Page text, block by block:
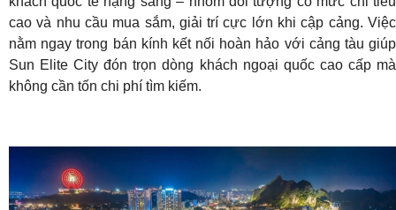
cao và nhu cầu mua sắm, giải trí cực lớn khi cập cảng. Việc
nằm ngay trong bán kính kết nối hoàn hảo với cảng tàu giúp
Sun Elite City đón trọn dòng khách ngoại quốc cao cấp mà
không cần tốn chi phí tìm kiếm.